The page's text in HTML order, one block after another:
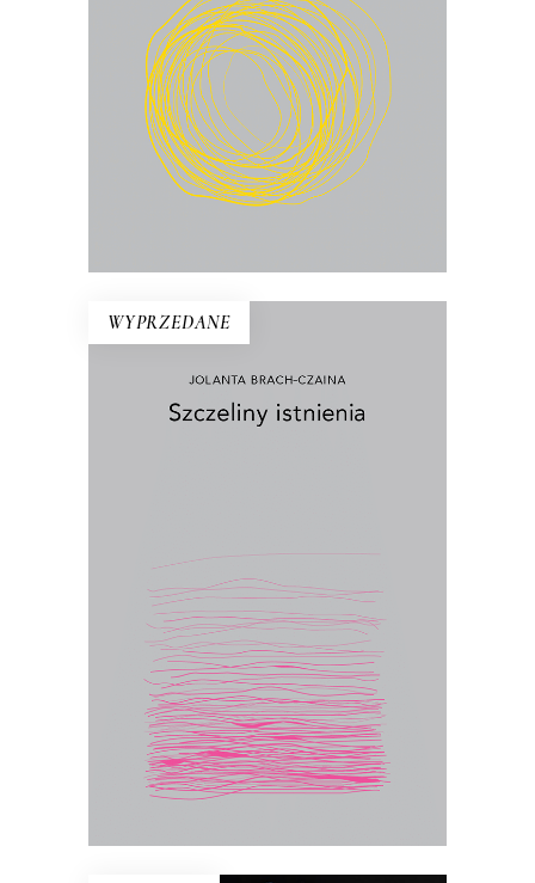
35.00zł 22.75zł
KSIĄŻKA DO KOSZYKA
WYPRZEDANE
E-BOOK DO KOSZYKA
Brach-Czainy. Wydany po raz pierwszy
w 1992 roku esej był wielkim
wydarzeniem literackim. Zyskał miano
książki kultowej, „biblii feminizmu”.
35.00zł 17.50zł